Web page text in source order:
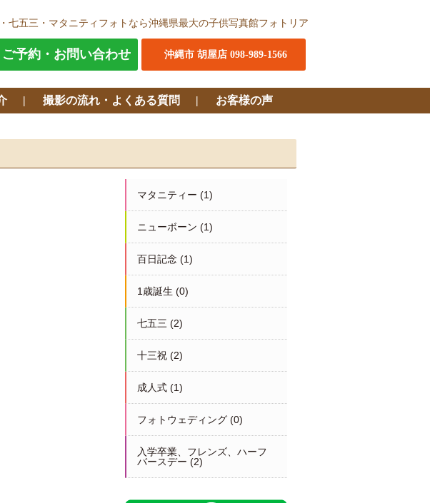
七五三・マタニティフォトなら沖縄県最大の子供写真館フォトリア
ご予約・お問い合わせ 沖縄市 胡屋店 098-989-1566
撮影の流れ・よくある質問 お客様の声
マタニティー (1)
ニューボーン (1)
百日記念 (1)
1歳誕生 (0)
七五三 (2)
十三祝 (2)
成人式 (1)
フォトウェディング (0)
入学卒業、フレンズ、ハーフ
バースデー (2)